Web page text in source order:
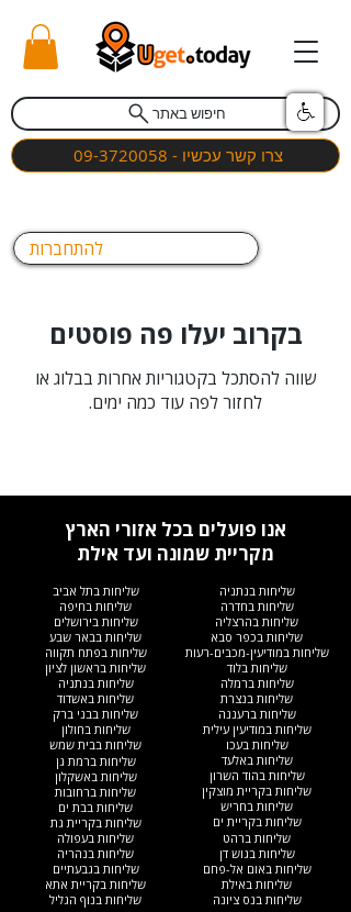
חיפוש באתר
צרו קשר עכשיו - 09-3720058
להתחברות
בקרוב יעלו פה פוסטים
שווה להסתכל בקטגוריות אחרות בבלוג או
לחזור לפה עוד כמה ימים.
אנו פועלים בכל אזורי הארץ
מקריית שמונה ועד אילת
שליחות בנתניה
שליחות בחדרה
שליחות בהרצליה
שליחות בכפר סבא
שליחות במודיעין-מכבים-רעות
שליחות בתל אביב
שליחות בחיפה
שליחות בירושלים
שליחות בבאר שבע
שליחות בפתח תקווה
שליחות בלוד
שליחות ברמלה
שליחות בנצרת
שליחות ברעננה
שליחות במודיעין עילית
שליחות בראשון לציון
שליחות בנתניה
שליחות באשדוד
שליחות בבני ברק
שליחות בחולון
שליחות בבית שמש
שליחות בעכו
שליחות באלעד
שליחות בהוד השרון
שליחות בקריית מוצקין
שליחות בחריש
שליחות בקריית ים​
שליחות ברמת גן
שליחות באשקלון
שליחות ברחובות
שליחות בבת ים
שליחות בקריית גת
שליחות ברהט
שליחות בגוש דן
שליחות באום אל-פחם
שליחות באילת
שליחות בנס ציונה
שליחות בעפולה
שליחות בנהריה
שליחות בגבעתיים
שליחות בקריית אתא
שליחות בנוף הגליל